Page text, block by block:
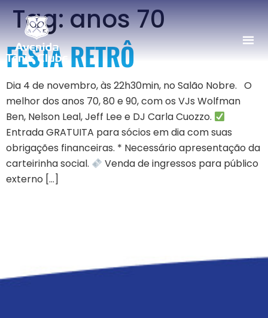
Tag:anos 70
FESTA RETRÔ
Dia 4 de novembro, às 22h30min, no Salão Nobre. O
melhor dos anos 70, 80 e 90, com os VJs Wolfman
Ben, Nelson Leal, Jeff Lee e DJ Carla Cuozzo.
Entrada GRATUITA para sócios em dia com suas
obrigações financeiras. * Necessário apresentação da
carteirinha social.
Venda de ingressos para público
externo […]